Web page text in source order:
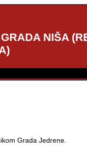
NIŠA
Grada Jedrene.